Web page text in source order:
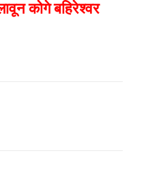
कोगे बहिरेश्वर